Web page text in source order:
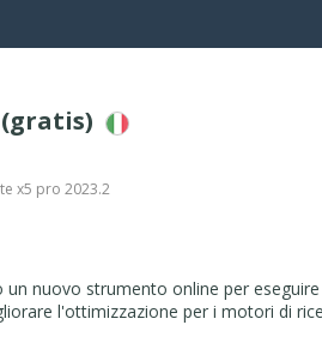
(gratis)
x5 pro 2023.2
nuovo strumento online per
l'ottimizzazione per i motori di